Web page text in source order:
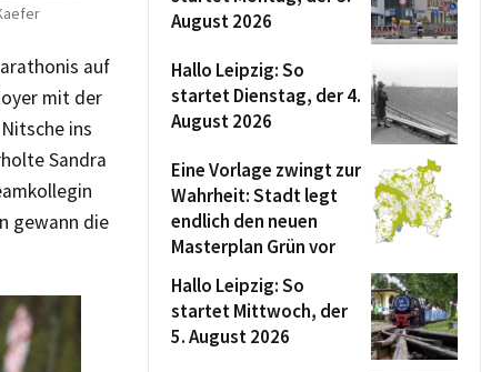
auf
mit der
ins
Sandra
gewann die
August 2026
Hallo Leipzig: So
startet Dienstag, der 4.
August 2026
Eine Vorlage zwingt zur
Wahrheit: Stadt legt
endlich den neuen
Masterplan Grün vor
Hallo Leipzig: So
startet Mittwoch, der
5. August 2026